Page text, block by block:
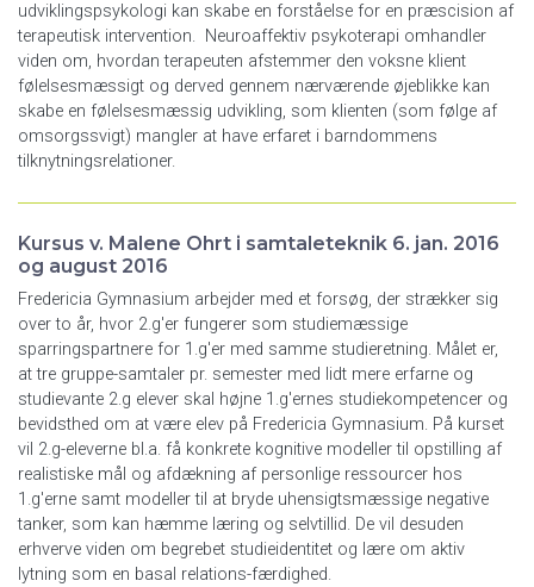
udviklingspsykologi kan skabe en forståelse for en præscision af
terapeutisk intervention. Neuroaffektiv psykoterapi omhandler
viden om, hvordan terapeuten afstemmer den voksne klient
følelsesmæssigt og derved gennem nærværende øjeblikke kan
skabe en følelsesmæssig udvikling, som klienten (som følge af
omsorgssvigt) mangler at have erfaret i barndommens
tilknytningsrelationer.
Kursus v. Malene Ohrt i samtaleteknik 6. jan. 2016
og august 2016
Fredericia Gymnasium arbejder med et forsøg, der strækker sig
over to år, hvor 2.g'er fungerer som studiemæssige
sparringspartnere for 1.g'er med samme studieretning. Målet er,
at tre gruppe-samtaler pr. semester med lidt mere erfarne og
studievante 2.g elever skal højne 1.g'ernes studiekompetencer og
bevidsthed om at være elev på Fredericia Gymnasium. På kurset
vil 2.g-eleverne bl.a. få konkrete kognitive modeller til opstilling af
realistiske mål og afdækning af personlige ressourcer hos
1.g'erne samt modeller til at bryde uhensigtsmæssige negative
tanker, som kan hæmme læring og selvtillid. De vil desuden
erhverve viden om begrebet studieidentitet og lære om aktiv
lytning som en basal relations-færdighed.